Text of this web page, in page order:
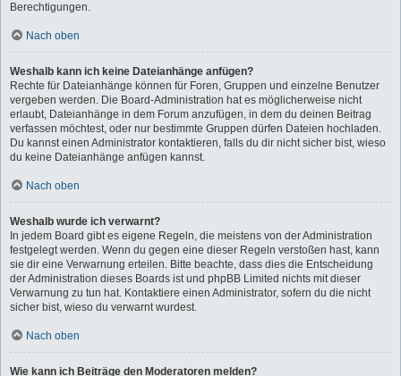
Berechtigungen.
Nach oben
Weshalb kann ich keine Dateianhänge anfügen?
Rechte für Dateianhänge können für Foren, Gruppen und einzelne Benutzer
vergeben werden. Die Board-Administration hat es möglicherweise nicht
erlaubt, Dateianhänge in dem Forum anzufügen, in dem du deinen Beitrag
verfassen möchtest, oder nur bestimmte Gruppen dürfen Dateien hochladen.
Du kannst einen Administrator kontaktieren, falls du dir nicht sicher bist, wieso
du keine Dateianhänge anfügen kannst.
Nach oben
Weshalb wurde ich verwarnt?
In jedem Board gibt es eigene Regeln, die meistens von der Administration
festgelegt werden. Wenn du gegen eine dieser Regeln verstoßen hast, kann
sie dir eine Verwarnung erteilen. Bitte beachte, dass dies die Entscheidung
der Administration dieses Boards ist und phpBB Limited nichts mit dieser
Verwarnung zu tun hat. Kontaktiere einen Administrator, sofern du die nicht
sicher bist, wieso du verwarnt wurdest.
Nach oben
Wie kann ich Beiträge den Moderatoren melden?